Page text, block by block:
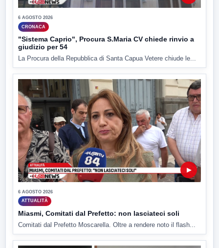
6 AGOSTO 2026
CRONACA
"Sistema Caprio", Procura S.Maria CV chiede rinvio a
giudizio per 54
La Procura della Repubblica di Santa Capua Vetere chiude le...
▶
6 AGOSTO 2026
ATTUALITÀ
Miasmi, Comitati dal Prefetto: non lasciateci soli
Comitati dal Prefetto Moscarella. Oltre a rendere noto il flash...